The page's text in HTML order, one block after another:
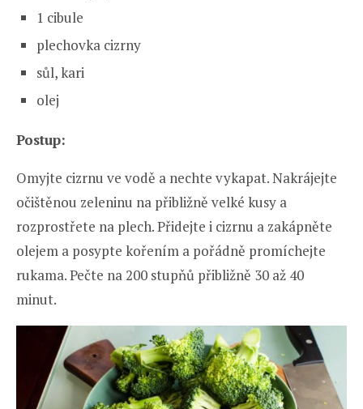
1 cibule
plechovka cizrny
sůl, kari
olej
Postup:
Omyjte cizrnu ve vodě a nechte vykapat. Nakrájejte
očištěnou zeleninu na přibližně velké kusy a
rozprostřete na plech. Přidejte i cizrnu a zakápněte
olejem a posypte kořením a pořádně promíchejte
rukama. Pečte na 200 stupňů přibližně 30 až 40
minut.